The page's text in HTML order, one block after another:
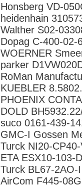
Honsberg VD-
heidenhain
Walther S02-
Dopag C-400-
WOERNER
parker
RoMan
KUEBLER
PHOENIX
DOLD
suco 0161-439-
GMC-I Gossen
Turck NI20-
ETA ESX10-103-
Turck BL67-
AirCom F445-